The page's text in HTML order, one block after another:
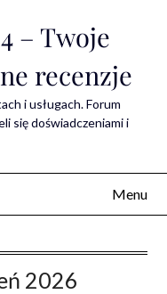
– Twoje
recenzje
i usługach. Forum
się doświadczeniami i
Menu
2026